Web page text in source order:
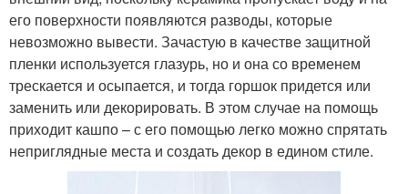
его поверхности появляются разводы, которые
невозможно вывести. Зачастую в качестве защитной
пленки используется глазурь, но и она со временем
трескается и осыпается, и тогда горшок придется или
заменить или декорировать. В этом случае на помощь
приходит кашпо – с его помощью легко можно спрятать
неприглядные места и создать декор в едином стиле.